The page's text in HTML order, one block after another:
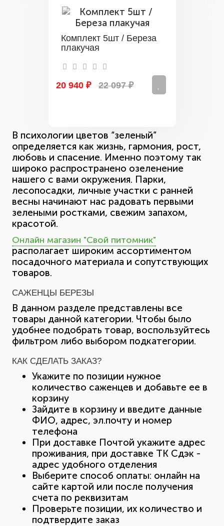
Комплект 5шт / Береза
плакучая
20 940 ₽ 22 097 ₽
В психологии цветов “зеленый”
определяется как жизнь, гармония, рост,
любовь и спасение. Именно поэтому так
широко распространено озеленение
нашего с вами окружения. Парки,
лесопосадки, личные участки с ранней
весны начинают нас радовать первыми
зелеными ростками, свежим запахом,
красотой.
Онлайн магазин "Свой питомник"
располагает широким ассортиментом
посадочного материала и сопутствующих
товаров.
САЖЕНЦЫ БЕРЕЗЫ
В данном разделе представлены все
товары данной категории. Чтобы было
удобнее подобрать товар, воспользуйтесь
фильтром либо выбором подкатегории.
КАК СДЕЛАТЬ ЗАКАЗ?
Укажите по позиции нужное
количество саженцев и добавьте ее в
корзину
Зайдите в корзину и введите данные
ФИО, адрес, эл.почту и номер
телефона
При доставке Почтой укажите адрес
проживания, при доставке ТК Сдэк -
адрес удобного отделения
Выберите способ оплаты: онлайн на
сайте картой или после получения
счета по реквизитам
Проверьте позиции, их количество и
подтвердите заказ